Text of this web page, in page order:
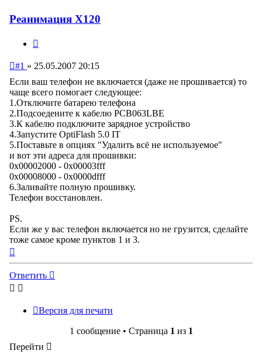
Реанимация X120
Непрочитанное
#1 » 25.05.2007 20:15
Если ваш телефон не включается (даже не прошивается) то
чаще всего помогает следующее:
1.Отключите батарею телефона
2.Подсоедените к кабелю PCB063LBE
3.К кабелю подключите зарядное устройство
4.Запустите OptiFlash 5.0 IT
5.Поставьте в опциях "Удалить всё не используемое"
и вот эти адреса для прошивки:
0x00002000 - 0x00003fff
0x00008000 - 0x0000dfff
6.Заливайте полную прошивку.
Телефон восстановлен.
PS.
Если же у вас телефон включается но не грузится, сделайте
тоже самое кроме пунктов 1 и 3.
началу
Ответить
Версия для печати
1 сообщение • Страница 1 из 1
Перейти